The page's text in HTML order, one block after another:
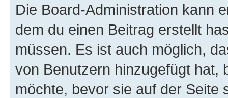
Die Board-Administration kann
dem du einen Beitrag erstellt
müssen. Es ist auch möglich,
von Benutzern hinzugefügt hat,
möchte, bevor sie auf der Seite